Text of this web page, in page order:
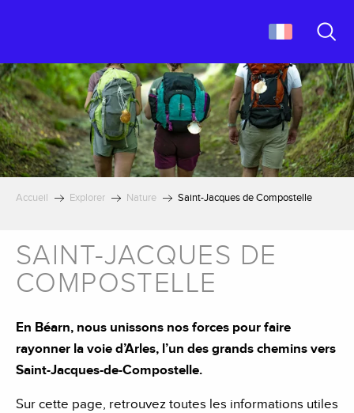
principal
Accueil Explorer Nature Saint-Jacques de Compostelle
SAINT-JACQUES DE
COMPOSTELLE
En Béarn, nous unissons nos forces pour faire
rayonner la voie d’Arles, l’un des grands chemins vers
Saint-Jacques-de-Compostelle.
Sur cette page, retrouvez toutes les informations utiles